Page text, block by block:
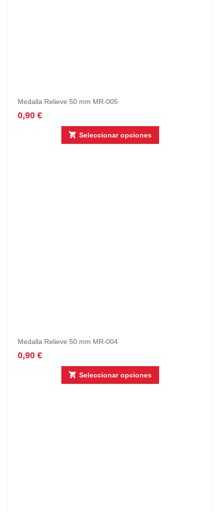
Medalla Relieve 50 mm MR-005
0,90 €
Seleccionar opciones
Medalla Relieve 50 mm MR-004
0,90 €
Seleccionar opciones